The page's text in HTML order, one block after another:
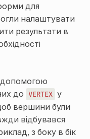
для
налаштувати
результати в
допомогою
до VERTEX у
вершини були
відбувався
з боку в бік